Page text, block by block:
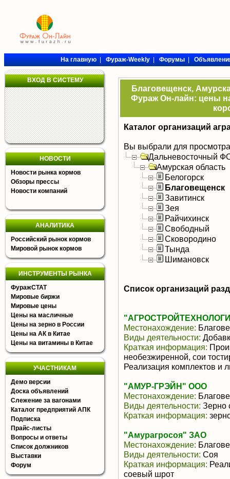
На главную|Фураж-Weekly|Форумы|
ВХОД В СИСТЕМУ
НОВОСТИ
Новости рынка кормов
Обзоры прессы
Новости компаний
АНАЛИТИКА
Российский рынок кормов
Мировой рынок кормов
ИНСТРУМЕНТЫ РЫНКА
ФуражСТАТ
Мировые биржи
Мировые цены
Цены на масличные
Цены на зерно в России
Цены на АК в Китае
Цены на витамины в Китае
УЧАСТНИКАМ
Демо версии
Доска объявлений
Слежение за вагонами
Каталог предприятий АПК
Подписка
Прайс-листы
Вопросы и ответы
Список должников
Выставки
Форум
Благовещенск,
Фураж Он-лайн: цены
Каталог организаций
Вы выбрали для
Дальневосточный
Амурская область
Белогорск
Благовещенск
Завитинск
Зея
Райчихинск
Свободный
Сковородино
Тында
Шимановск
Список организаций
Местонахождение:
Виды деятельности:
Краткая информация:
необезжиренной, сои
Реализация комплектов и
"АМУР-ГРЭЙН" ООО
Местонахождение:
Виды деятельности: Зерно
Краткая информация:
"Амурагросоя" ЗАО
Местонахождение:
Виды деятельности: Соя
Краткая информация:
соевый шрот